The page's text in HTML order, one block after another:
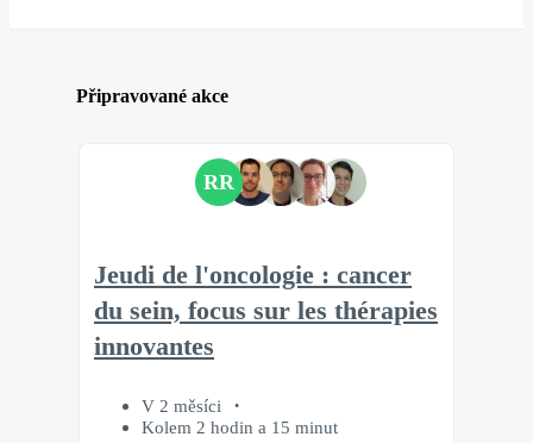
Připravované akce
RR
Jeudi de l'oncologie : cancer
du sein, focus sur les thérapies
innovantes
V 2 měsíci
Kolem 2 hodin a 15 minut